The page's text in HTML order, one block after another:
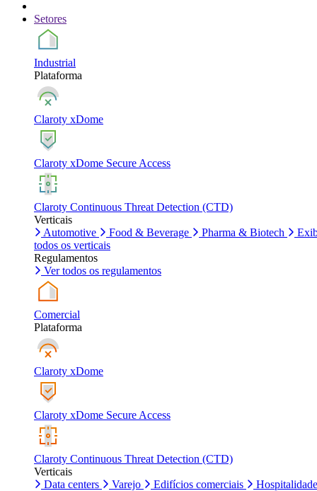
Setores
Industrial
Plataforma
Claroty xDome
Claroty xDome Secure Access
Claroty Continuous Threat Detection (CTD)
Verticais
Automotive
Food & Beverage Pharma & Biotech
todos os verticais
Regulamentos
Ver todos os regulamentos
Comercial
Plataforma
Claroty xDome
Claroty xDome Secure Access
Claroty Continuous Threat Detection (CTD)
Verticais
Data centers
Varejo Edifícios comerciais Hospitalidade